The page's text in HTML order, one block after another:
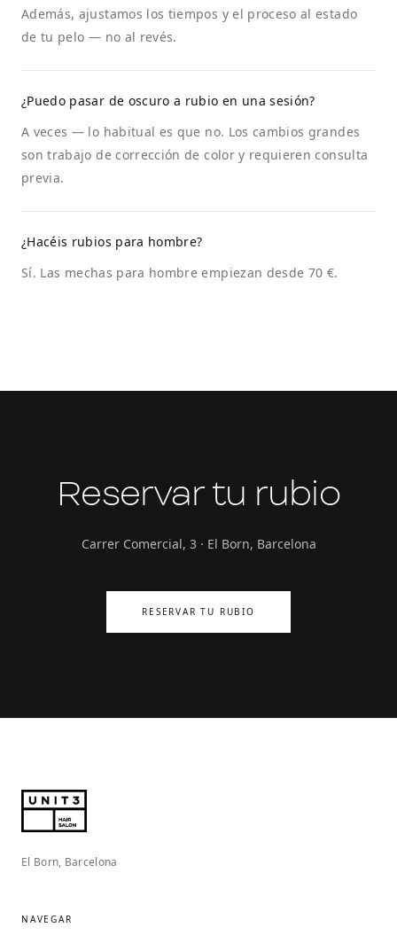
Además, ajustamos los tiempos y el proceso al estado
de tu pelo — no al revés.
¿Puedo pasar de oscuro a rubio en una sesión?
A veces — lo habitual es que no. Los cambios grandes
son trabajo de corrección de color y requieren consulta
previa.
¿Hacéis rubios para hombre?
Sí. Las mechas para hombre empiezan desde 70 €.
Reservar tu rubio
Carrer Comercial, 3 · El Born, Barcelona
RESERVAR TU RUBIO
El Born, Barcelona
NAVEGAR